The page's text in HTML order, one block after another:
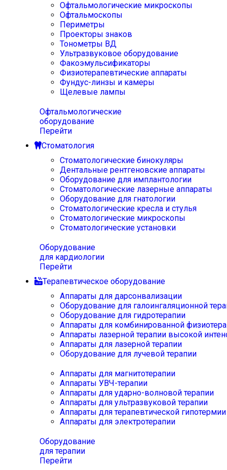
Офтальмологические микроскопы
Офтальмоскопы
Периметры
Проекторы знаков
Тонометры ВД
Ультразвуковое оборудование
Факоэмульсификаторы
Физиотерапевтические аппараты
Фундус-линзы и камеры
Щелевые лампы
Офтальмологические
оборудование
Перейти
Стоматология
Стоматологические бинокуляры
Дентальные рентгеновские аппараты
Оборудование для имплантологии
Стоматологические лазерные аппараты
Оборудование для гнатологии
Стоматологические кресла и стулья
Стоматологические микроскопы
Стоматологические установки
Оборудование
для кардиологии
Перейти
Терапевтическое оборудование
Аппараты для дарсонвализации
Оборудование для галоингаляционной
Оборудование для гидротерапии
Аппараты для комбинированной
Аппараты лазерной терапии высокой
Аппараты для лазерной терапии
Оборудование для лучевой терапии
Аппараты для магнитотерапии
Аппараты УВЧ-терапии
Аппараты для ударно-волновой терапии
Аппараты для ультразвуковой терапии
Аппараты для терапевтической
Аппараты для электротерапии
Оборудование
для терапии
Перейти